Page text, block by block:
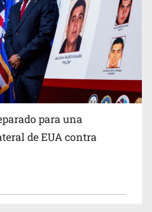
líder criminal en Jalisco y
para una
de EUA contra